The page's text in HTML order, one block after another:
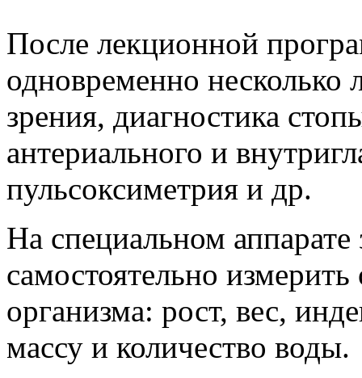
После лекционной
одновременно несколько
зрения, диагностика
антериального и
пульсоксиметрия и др.
На специальном
самостоятельно
организма: рост, вес,
массу и количество воды.